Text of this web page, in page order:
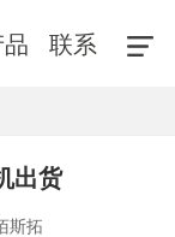
品 联系
出货
斯拓